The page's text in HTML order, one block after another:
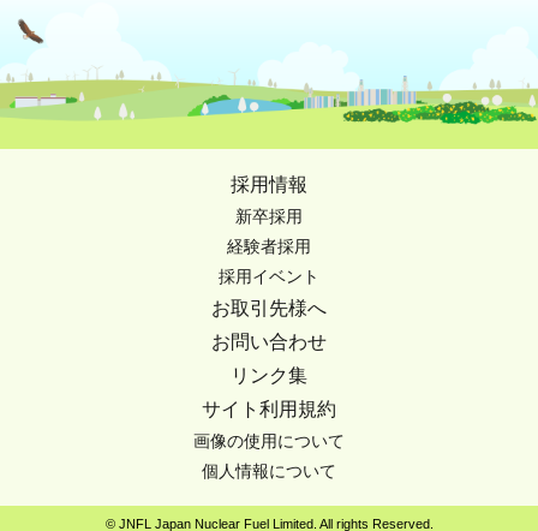
採用情報
新卒採用
経験者採用
採用イベント
お取引先様へ
お問い合わせ
リンク集
サイト利用規約
画像の使用について
個人情報について
© JNFL Japan Nuclear Fuel Limited. All rights Reserved.